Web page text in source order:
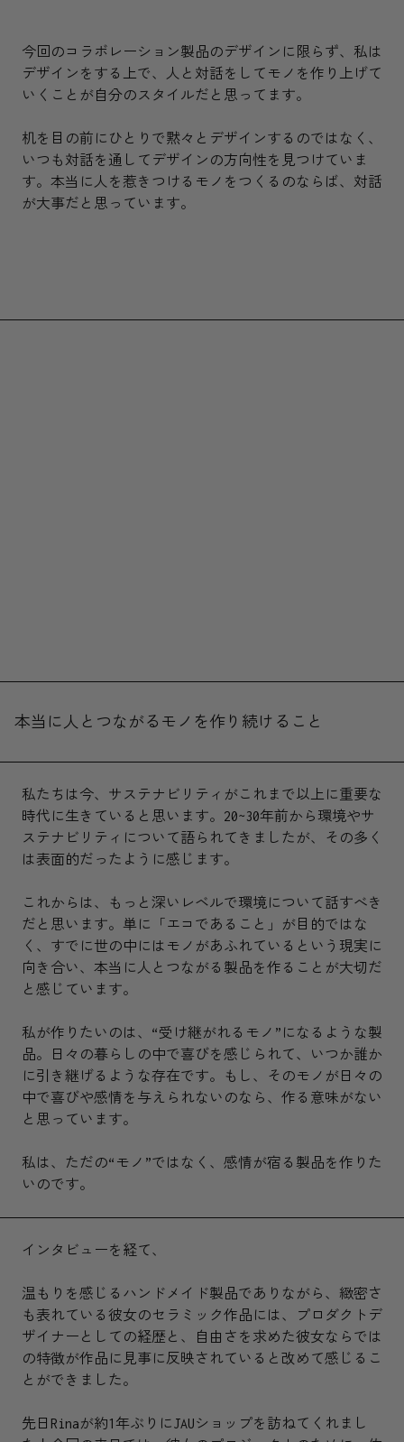
今回のコラボレーション製品のデザインに限らず、私は
デザインをする上で、人と対話をしてモノを作り上げて
いくことが自分のスタイルだと思ってます。
机を目の前にひとりで黙々とデザインするのではなく、
いつも対話を通してデザインの方向性を見つけていま
す。本当に人を惹きつけるモノをつくるのならば、対話
が大事だと思っています。
本当に人とつながるモノを作り続けること
私たちは今、サステナビリティがこれまで以上に重要な
時代に生きていると思います。20~30年前から環境やサ
ステナビリティについて語られてきましたが、その多く
は表面的だったように感じます。
これからは、もっと深いレベルで環境について話すべき
だと思います。単に「エコであること」が目的ではな
く、すでに世の中にはモノがあふれているという現実に
向き合い、本当に人とつながる製品を作ることが大切だ
と感じています。
私が作りたいのは、“受け継がれるモノ”になるような製
品。日々の暮らしの中で喜びを感じられて、いつか誰か
に引き継げるような存在です。もし、そのモノが日々の
中で喜びや感情を与えられないのなら、作る意味がない
と思っています。
私は、ただの“モノ”ではなく、感情が宿る製品を作りた
いのです。
インタビューを経て、
温もりを感じるハンドメイド製品でありながら、緻密さ
も表れている彼女のセラミック作品には、プロダクトデ
ザイナーとしての経歴と、自由さを求めた彼女ならでは
の特徴が作品に見事に反映されていると改めて感じるこ
とができました。
先日Rinaが約1年ぶりにJAUショップを訪ねてくれまし